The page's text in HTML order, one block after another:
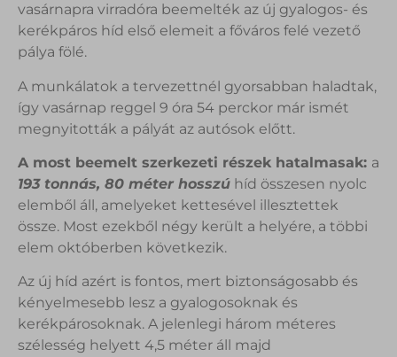
vasárnapra virradóra beemelték az új gyalogos- és
kerékpáros híd első elemeit a főváros felé vezető
pálya fölé.
A munkálatok a tervezettnél gyorsabban haladtak,
így vasárnap reggel 9 óra 54 perckor már ismét
megnyitották a pályát az autósok előtt.
A most beemelt szerkezeti részek hatalmasak: a
193 tonnás, 80 méter hosszú híd összesen nyolc
elemből áll, amelyeket kettesével illesztettek
össze. Most ezekből négy került a helyére, a többi
elem októberben következik.
Az új híd azért is fontos, mert biztonságosabb és
kényelmesebb lesz a gyalogosoknak és
kerékpárosoknak. A jelenlegi három méteres
szélesség helyett 4,5 méter áll majd